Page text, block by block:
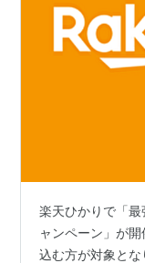
楽天ひかりで「
ャンペーン」が
込む方が対象と